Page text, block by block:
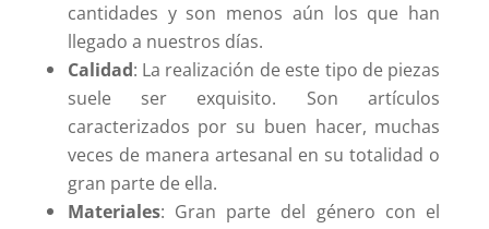
cantidades y son menos aún los que han
llegado a nuestros días.
Calidad: La realización de este tipo de piezas
suele ser exquisito. Son artículos
caracterizados por su buen hacer, muchas
veces de manera artesanal en su totalidad o
gran parte de ella.
Materiales: Gran parte del género con el